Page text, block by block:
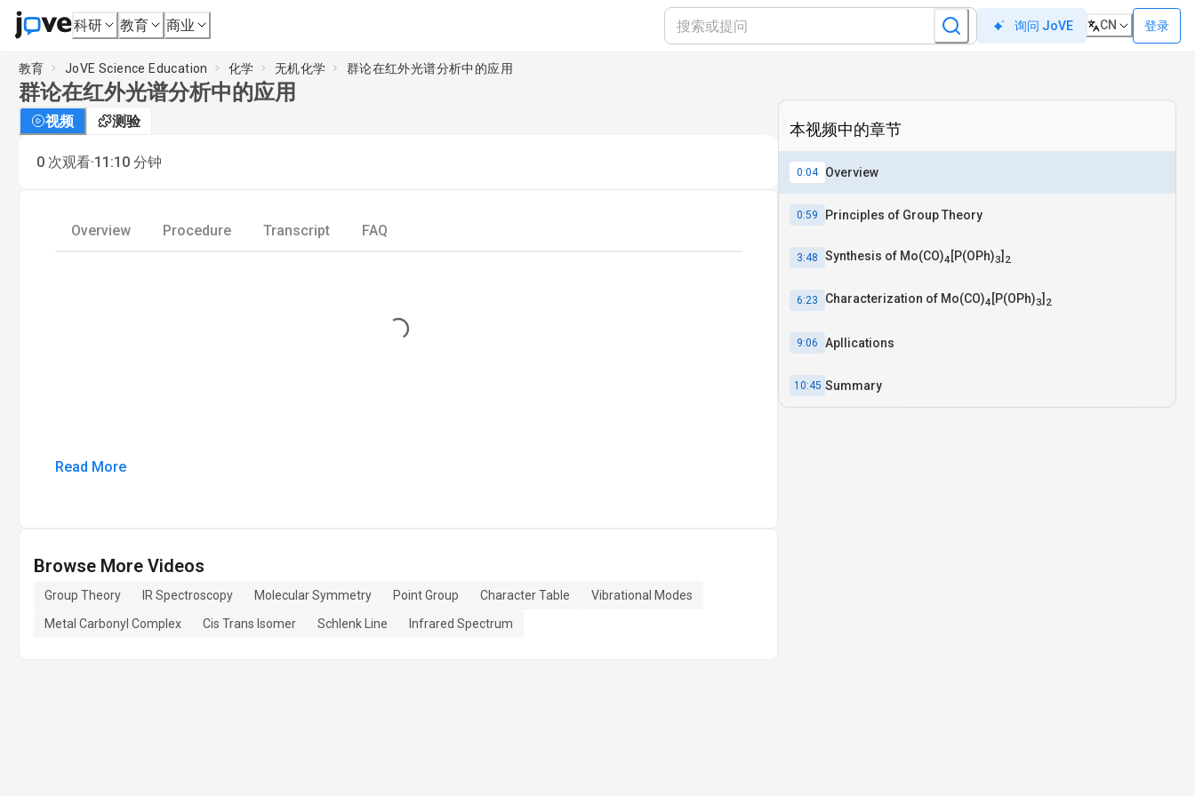
科研 教育 商业 询问 JoVE CN 登录
教育 JoVE Science Education 化学 无机化学 群论在红外光谱分析中的应用
群论在红外光谱分析中的应用
视频 测验
0 次观看·11:10 分钟
Overview Procedure Transcript FAQ
Loading...
Read More
Browse More Videos
Group Theory IR Spectroscopy Molecular Symmetry Point Group Character Table
Vibrational Modes
Metal Carbonyl Complex
Cis Trans Isomer Schlenk Line Infrared Spectrum
本视频中的章节
0:04 Overview
0:59 Principles of Group Theory
3:48 Synthesis of Mo(CO)4 [P(OPh)3] 2
6:23 Characterization of Mo(CO)4 [P(OPh)3] 2
9:06 Apllications
10:45 Summary